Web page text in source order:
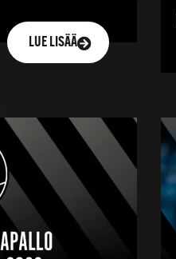
LUE LISÄÄ